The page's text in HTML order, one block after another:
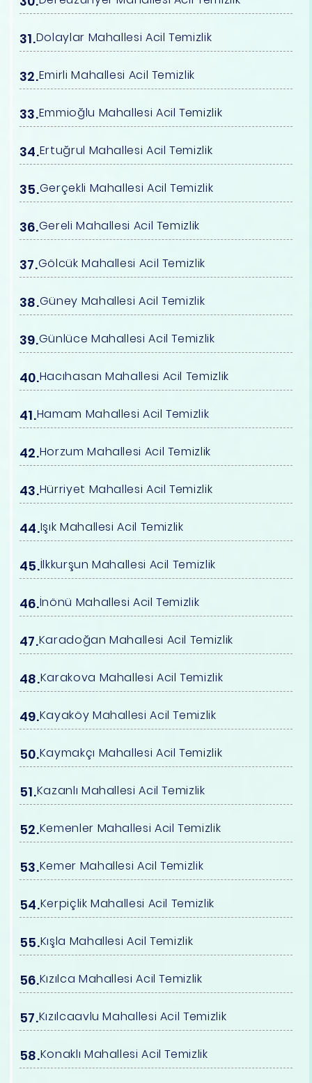
Dolaylar Mahallesi Acil Temizlik
Emirli Mahallesi Acil Temizlik
Emmioğlu Mahallesi Acil Temizlik
Ertuğrul Mahallesi Acil Temizlik
Gerçekli Mahallesi Acil Temizlik
Gereli Mahallesi Acil Temizlik
Gölcük Mahallesi Acil Temizlik
Güney Mahallesi Acil Temizlik
Günlüce Mahallesi Acil Temizlik
Hacıhasan Mahallesi Acil Temizlik
Hamam Mahallesi Acil Temizlik
Horzum Mahallesi Acil Temizlik
Hürriyet Mahallesi Acil Temizlik
Işık Mahallesi Acil Temizlik
İlkkurşun Mahallesi Acil Temizlik
İnönü Mahallesi Acil Temizlik
Karadoğan Mahallesi Acil Temizlik
Karakova Mahallesi Acil Temizlik
Kayaköy Mahallesi Acil Temizlik
Kaymakçı Mahallesi Acil Temizlik
Kazanlı Mahallesi Acil Temizlik
Kemenler Mahallesi Acil Temizlik
Kemer Mahallesi Acil Temizlik
Kerpiçlik Mahallesi Acil Temizlik
Kışla Mahallesi Acil Temizlik
Kızılca Mahallesi Acil Temizlik
Kızılcaavlu Mahallesi Acil Temizlik
Konaklı Mahallesi Acil Temizlik